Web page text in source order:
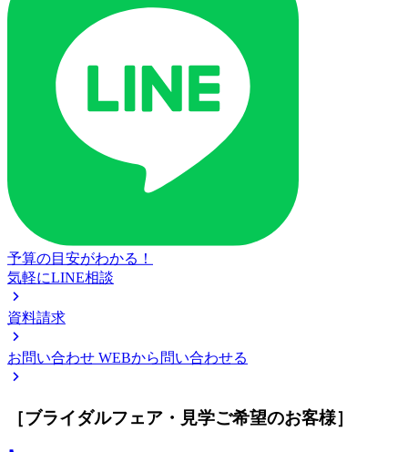
予算の目安がわかる！
気軽にLINE相談
資料請求
お問い合わせ WEBから問い合わせる
［ブライダルフェア・見学ご希望のお客様］